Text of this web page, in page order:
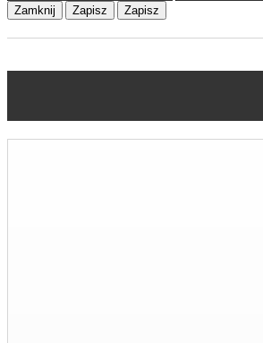
Zamknij Zapisz Zapisz